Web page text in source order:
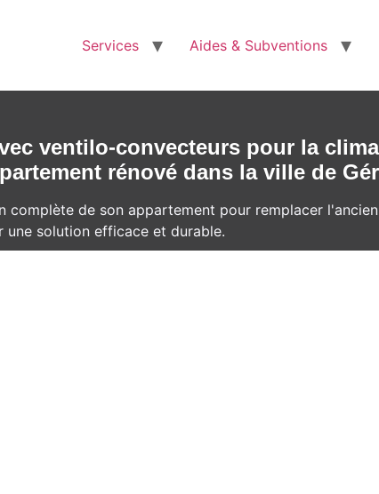
Services Aides & Subventions
ventilo-convecteurs pour la
rénové dans la ville de
de son appartement pour remplacer
une solution efficace et durable.